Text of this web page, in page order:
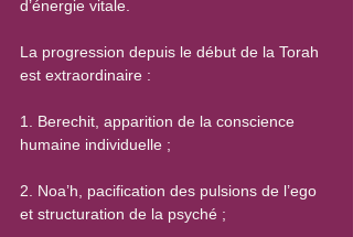
d’énergie vitale.
La progression depuis le début de la Torah
est extraordinaire :
1. Berechit, apparition de la conscience
humaine individuelle ;
2. Noa’h, pacification des pulsions de l’ego
et structuration de la psyché ;